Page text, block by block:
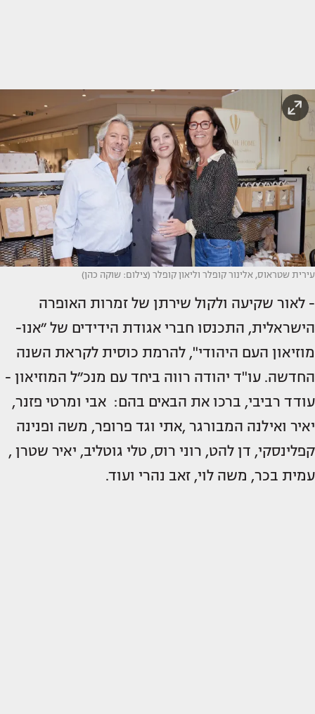
עירית שטראוס, אלינור קופלר וליאון קופלר (צילום: שוקה כהן)
- לאור שקיעה ולקול שירתן של זמרות האופרה
הישראלית, התכנסו חברי אגודת הידידים של ״אנו-
מוזיאון העם היהודי", להרמת כוסית לקראת השנה
החדשה. עו"ד יהודה רווה ביחד עם מנכ״ל המוזיאון -
עודד רביבי, ברכו את הבאים בהם: אבי ומרטי פזנר,
יאיר ואילנה המבורגר ,אתי וגד פרופר, משה ופנינה
קפלינסקי, דן להט, רוני רוס, טלי גוטליב, יאיר שטרן ,
עמית בכר, משה לוי, זאב נהרי ועוד.